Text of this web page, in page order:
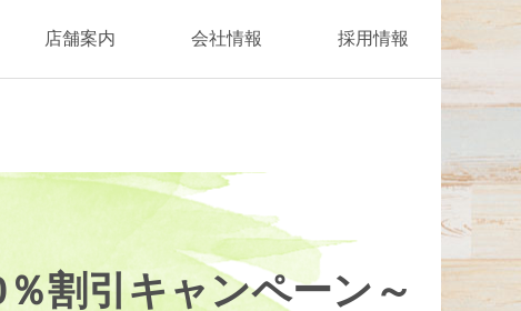
店舗案内 会社情報 採用情報
割引キャンペーン～